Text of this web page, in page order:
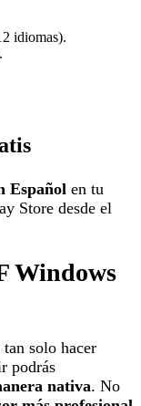
idiomas).
Español en tu
Store desde el
Windows
tan solo hacer
podrás
nativa. No